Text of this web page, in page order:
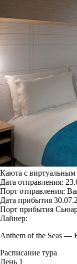
Каюта с виртуальным
Дата отправления:
Порт отправления:
Дата прибытия
Порт прибытия
Лайнер:
Anthem of the Seas —
Расписание тура
День 1